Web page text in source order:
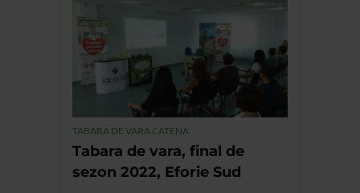
TABARA DE VARA CATENA
Tabara de vara, final de
sezon 2022, Eforie Sud